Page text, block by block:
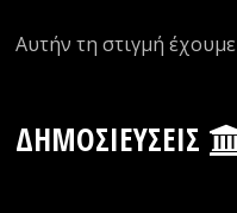
Αυτήν τη στιγμή έχουμε
ΔΗΜΟΣΙΕΎΣΕΙΣ